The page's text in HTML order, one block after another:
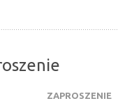
ZAPROSZENIE